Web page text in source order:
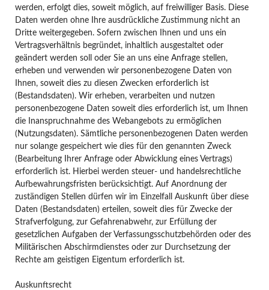
werden, erfolgt dies, soweit möglich, auf freiwilliger Basis. Diese
Daten werden ohne Ihre ausdrückliche Zustimmung nicht an
Dritte weitergegeben. Sofern zwischen Ihnen und uns ein
Vertragsverhältnis begründet, inhaltlich ausgestaltet oder
geändert werden soll oder Sie an uns eine Anfrage stellen,
erheben und verwenden wir personenbezogene Daten von
Ihnen, soweit dies zu diesen Zwecken erforderlich ist
(Bestandsdaten). Wir erheben, verarbeiten und nutzen
personenbezogene Daten soweit dies erforderlich ist, um Ihnen
die Inanspruchnahme des Webangebots zu ermöglichen
(Nutzungsdaten). Sämtliche personenbezogenen Daten werden
nur solange gespeichert wie dies für den genannten Zweck
(Bearbeitung Ihrer Anfrage oder Abwicklung eines Vertrags)
erforderlich ist. Hierbei werden steuer- und handelsrechtliche
Aufbewahrungsfristen berücksichtigt. Auf Anordnung der
zuständigen Stellen dürfen wir im Einzelfall Auskunft über diese
Daten (Bestandsdaten) erteilen, soweit dies für Zwecke der
Strafverfolgung, zur Gefahrenabwehr, zur Erfüllung der
gesetzlichen Aufgaben der Verfassungsschutzbehörden oder des
Militärischen Abschirmdienstes oder zur Durchsetzung der
Rechte am geistigen Eigentum erforderlich ist.
Auskunftsrecht